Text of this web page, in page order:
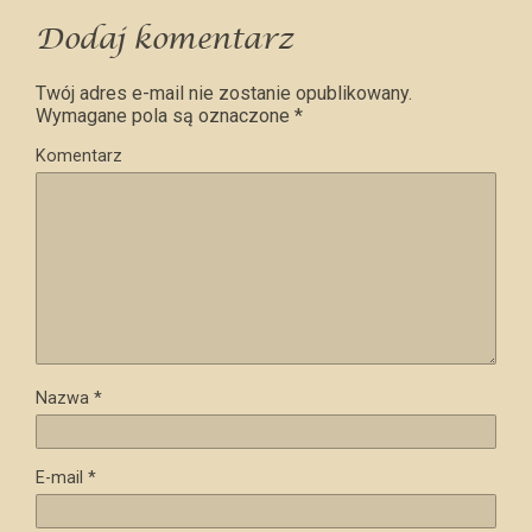
Dodaj komentarz
Twój adres e-mail nie zostanie opublikowany.
Wymagane pola są oznaczone *
Komentarz
Nazwa *
E-mail *